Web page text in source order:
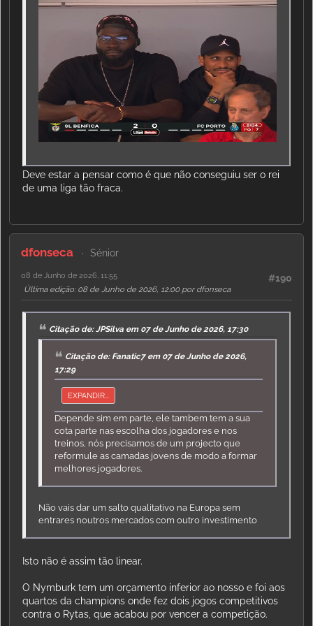
Deve estar a pensar como é que não conseguiu ser o rei
de uma liga tão fraca.
dfonseca Sénior
#190
08 de Junho de 2026, 11:55
Última edição: 08 de Junho de 2026, 12:00 por dfonseca
Citação de: JPSilva em 07 de Junho de 2026, 17:30
Citação de: Fanatic7 em 07 de Junho de 2026,
17:29
EXPANDIR...
Depende sim em parte, ele tambem tem a sua
cota parte nas escolha dos jogadores e nos
treinos, nós precisamos de um projecto que
reformule as camadas jovens de modo a formar
melhores jogadores.
Não vais dar um salto qualitativo na Europa sem
entrares noutros mercados com outro investimento
Isto não é assim tão linear.
O Nymburk tem um orçamento inferior ao nosso e foi aos
quartos da champions onde fez dois jogos competitivos
contra o Rytas, que acabou por vencer a competição.